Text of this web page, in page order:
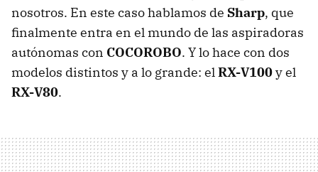
nosotros. En este caso hablamos de Sharp, que
finalmente entra en el mundo de las aspiradoras
autónomas con COCOROBO. Y lo hace con dos
modelos distintos y a lo grande: elRX-V100y el
RX-V80.